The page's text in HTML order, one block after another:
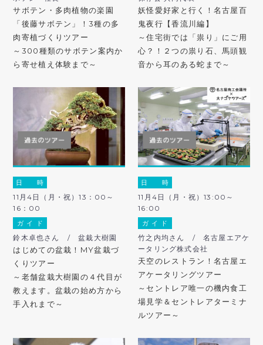
サボテン・多肉植物の楽園
「後藤サボテン」！3種の多
肉寄植づくりツアー
～300種類のサボテン案内か
ら寄せ植え体験まで～
妖怪愛好家と行く！名古屋百
鬼夜行【香流川編】
～住宅街では「祟り」にご用
心？！２つの祟り石、馬頭観
音から耳のある蛇まで～
日 時
11月4日（月・祝）13：00～
16：00
ガ イ ド
鈴木卓也さん / 盆栽大樹園
はじめての盆栽！MY盆栽づ
くりツアー
～老舗盆栽大樹園の４代目が
教えます。盆栽の始め方から
手入れまで～
日 時
11月4日（月・祝）13:00～
16:00
ガ イ ド
竹之内均さん / 名古屋エアケ
ータリング株式会社
天空のレストラン！名古屋エ
アケータリングツアー
～セントレア唯一の機内食工
場見学＆セントレアターミナ
ルツアー～